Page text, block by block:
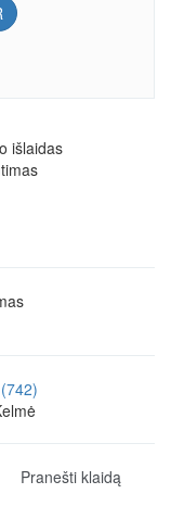
išlaidas
Pranešti klaidą